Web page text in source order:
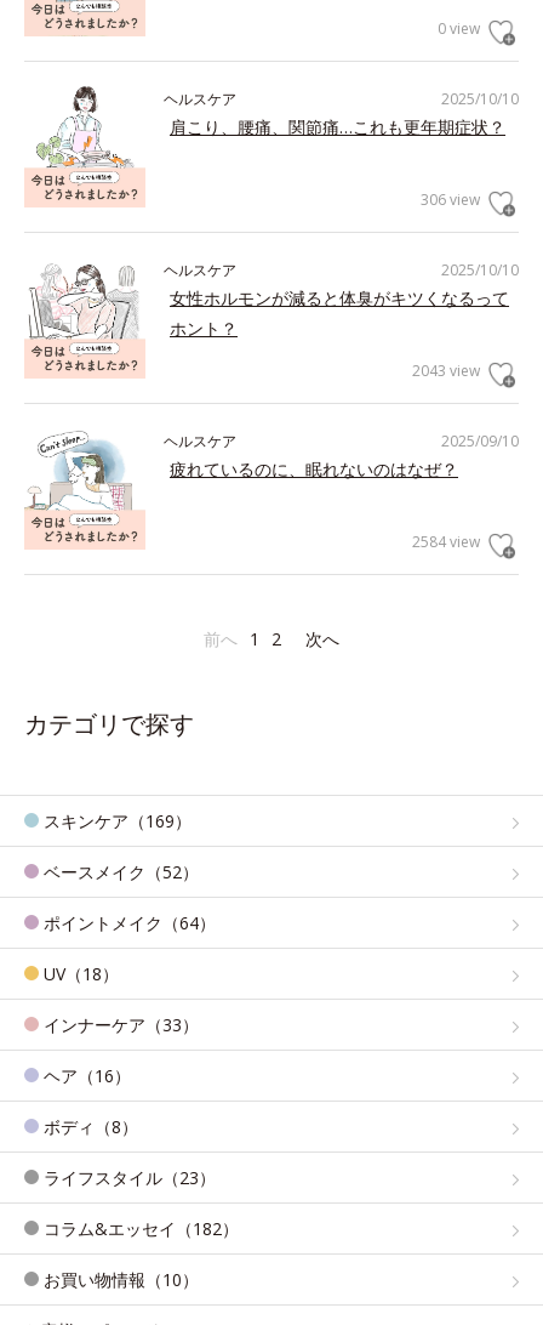
0 view
2025/10/10
ヘルスケア
肩こり、腰痛、関節痛…これも更年期症状？
306 view
2025/10/10
ヘルスケア
女性ホルモンが減ると体臭がキツくなるって
ホント？
2043 view
2025/09/10
ヘルスケア
疲れているのに、眠れないのはなぜ？
2584 view
前へ 1 2 次へ
カテゴリで探す
スキンケア（169）
ベースメイク（52）
ポイントメイク（64）
UV（18）
インナーケア（33）
ヘア（16）
ボディ（8）
ライフスタイル（23）
コラム&エッセイ（182）
お買い物情報（10）